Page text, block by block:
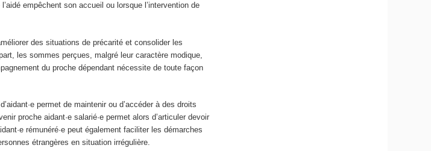
empêchent son accueil ou lorsque l’intervention de
des situations de précarité et consolider les
les sommes perçues, malgré leur caractère modique,
du proche dépendant nécessite de toute façon
permet de maintenir ou d’accéder à des droits
proche aidant·e salarié·e permet alors d’articuler devoir
rémunéré·e peut également faciliter les démarches
étrangères en situation irrégulière.